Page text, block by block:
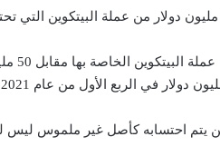
حيث
يتم احتسابه كأصل غير ملموس ليس